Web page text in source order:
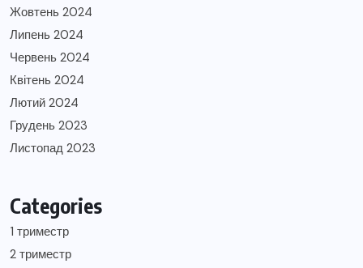
Жовтень 2024
Липень 2024
Червень 2024
Квітень 2024
Лютий 2024
Грудень 2023
Листопад 2023
Categories
1 триместр
2 триместр